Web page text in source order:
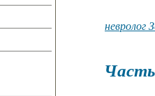
невролог